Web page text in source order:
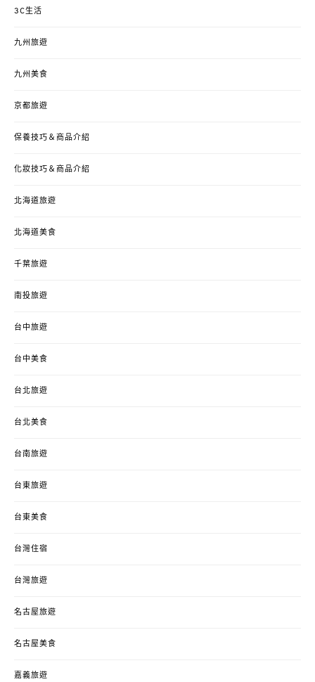
3C生活
九州旅遊
九州美食
京都旅遊
保養技巧＆商品介紹
化妝技巧＆商品介紹
北海道旅遊
北海道美食
千葉旅遊
南投旅遊
台中旅遊
台中美食
台北旅遊
台北美食
台南旅遊
台東旅遊
台東美食
台灣住宿
台灣旅遊
名古屋旅遊
名古屋美食
嘉義旅遊